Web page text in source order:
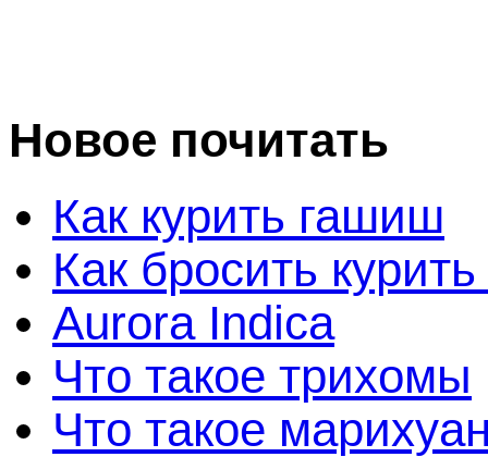
Новое почитать
Как курить гашиш
Как бросить
Aurora Indica
Что такое трихомы
Что такое